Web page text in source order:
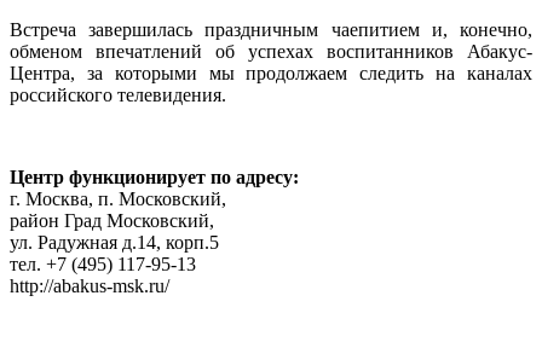
Встреча завершилась праздничным чаепитием и, конечно,
обменом впечатлений об успехах воспитанников Абакус-
Центра, за которыми мы продолжаем следить на каналах
российского телевидения.
Центр функционирует по адресу:
г. Москва, п. Московский,
район Град Московский,
ул. Радужная д.14, корп.5
тел. +7 (495) 117-95-13
http://abakus-msk.ru/